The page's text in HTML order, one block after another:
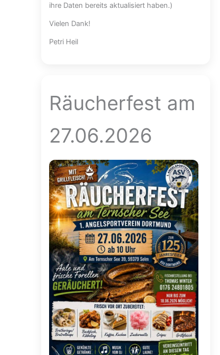
ihre Daten bereits aktualisiert haben.)
Vielen Dank!
Petri Heil
Räucherfest am
27.06.2026